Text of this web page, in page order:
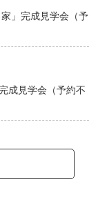
」完成見学会（予
成見学会（予約不